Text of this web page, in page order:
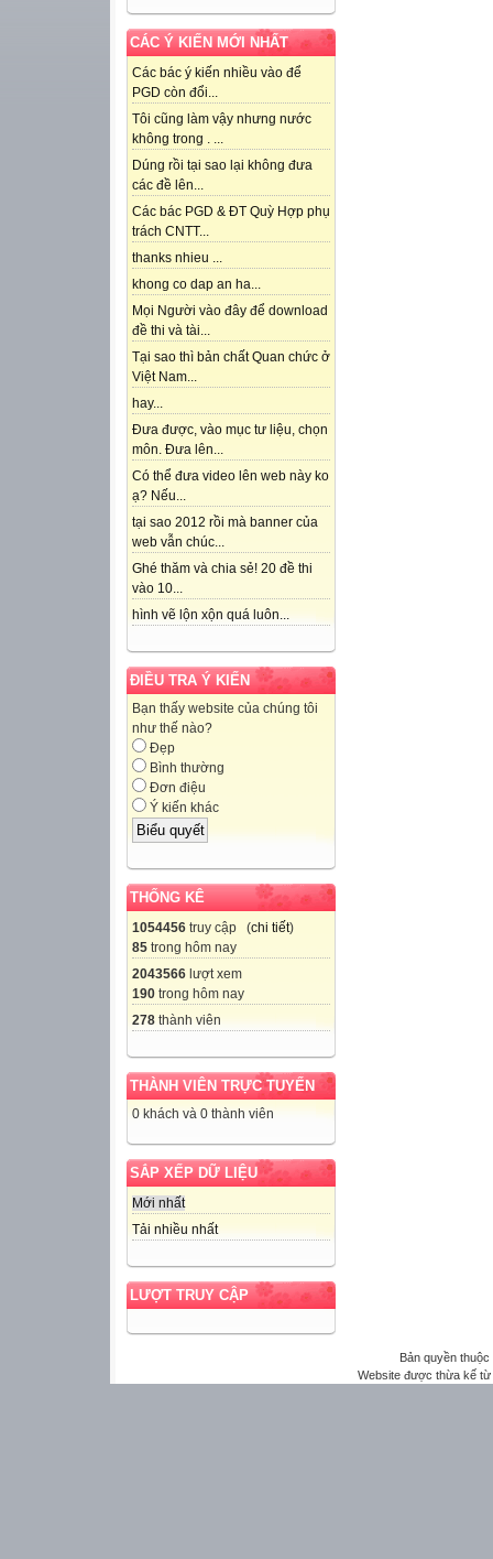
CÁC Ý KIẾN MỚI NHẤT
Các bác ý kiến nhiều vào để
PGD còn đổi...
Tôi cũng làm vậy nhưng nước
không trong . ...
Dúng rồi tại sao lại không đưa
các đề lên...
Các bác PGD & ĐT Quỳ Hợp phụ
trách CNTT...
thanks nhieu ...
khong co dap an ha...
Mọi Người vào đây để download
đề thi và tài...
Tại sao thì bản chất Quan chức ở
Việt Nam...
hay...
Đưa được, vào mục tư liệu, chọn
môn. Đưa lên...
Có thể đưa video lên web này ko
ạ? Nếu...
tại sao 2012 rồi mà banner của
web vẫn chúc...
Ghé thăm và chia sẻ! 20 đề thi
vào 10...
hình vẽ lộn xộn quá luôn...
ĐIỀU TRA Ý KIẾN
Bạn thấy website của chúng tôi
như thế nào?
Đẹp
Bình thường
Đơn điệu
Ý kiến khác
THỐNG KÊ
1054456 truy cập (chi tiết)
85 trong hôm nay
2043566 lượt xem
190 trong hôm nay
278 thành viên
THÀNH VIÊN TRỰC TUYẾN
0 khách và 0 thành viên
SẮP XẾP DỮ LIỆU
Mới nhất
Tải nhiều nhất
LƯỢT TRUY CẬP
Bản quyền
Website được thừa kế từ